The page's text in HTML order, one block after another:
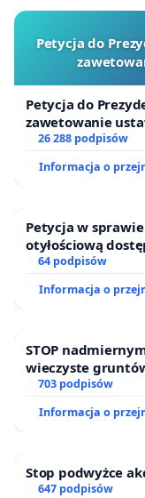
Petycja do
Petycja do
zawetowanie
26 288 podpisów
Informacja o
Petycja w
otyłościową
oraz programów
64 podpisów
Informacja o
STOP
wieczyste
ogrody działkowe.
703 podpisów
Informacja o
Stop podwyżce
647 podpisów